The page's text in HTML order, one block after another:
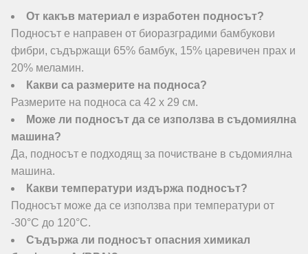
От какъв материал е изработен подносът?
Подносът е направен от биоразградими бамбукови
фибри, съдържащи 65% бамбук, 15% царевичен прах и
20% меламин.
Какви са размерите на подноса?
Размерите на подноса са 42 х 29 см.
Може ли подносът да се използва в съдомиялна
машина?
Да, подносът е подходящ за почистване в съдомиялна
машина.
Какви температури издържа подносът?
Подносът може да се използва при температури от
-30°C до 120°C.
Съдържа ли подносът опасния химикал